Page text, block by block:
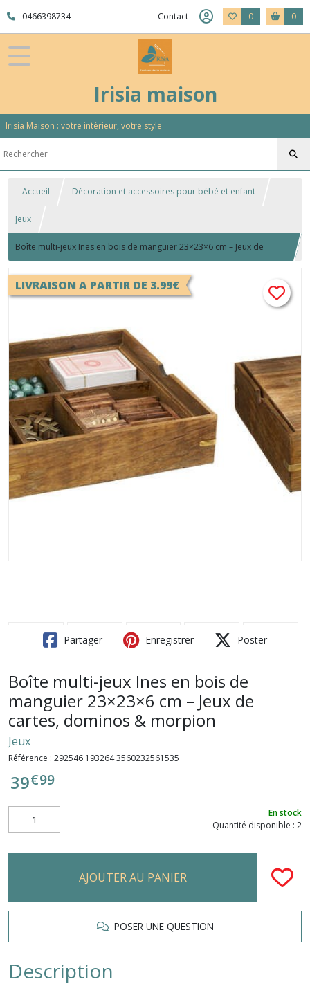
0466398734 Contact 0 0
Irisia maison
Irisia Maison : votre intérieur, votre style
Accueil Décoration et accessoires pour bébé et enfant
Jeux
Boîte multi-jeux Ines en bois de manguier 23×23×6 cm – Jeux de
cartes, dominos & morpion
LIVRAISON A PARTIR DE 3.99€
Partager Enregistrer Poster
Boîte multi-jeux Ines en bois de
manguier 23×23×6 cm – Jeux de
cartes, dominos & morpion
Jeux
Référence : 292546 193264 3560232561535
39€99
En stock
Quantité disponible : 2
AJOUTER AU PANIER
POSER UNE QUESTION
Description